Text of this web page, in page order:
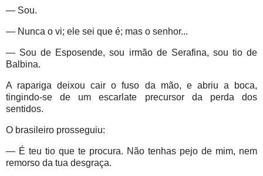
— Sou.
— Nunca o vi; ele sei que é; mas o senhor...
— Sou de Esposende, sou irmão de Serafina, sou tio de
Balbina.
A rapariga deixou cair o fuso da mão, e abriu a boca,
tingindo-se de um escarlate precursor da perda dos
sentidos.
O brasileiro prosseguiu:
— É teu tio que te procura. Não tenhas pejo de mim, nem
remorso da tua desgraça.